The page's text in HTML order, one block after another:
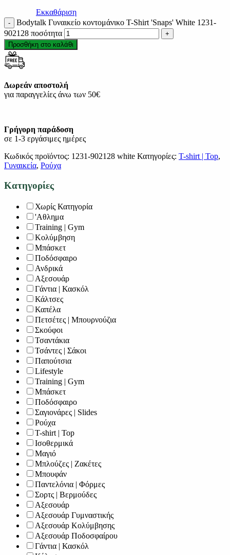
Εκκαθάριση
Bodytalk Γυναικείο κοντομάνικο T-Shirt 'Snaps' White 1231-
902128 ποσότητα
Προσθήκη στο καλάθι
Δωρεάν αποστολή
για παραγγελίες άνω των 50€
Γρήγορη παράδοση
σε 1-3 εργάσιμες ημέρες
Κωδικός προϊόντος: 1231-902128 white Κατηγορίες: T-shirt | Top,
Γυναικεία, Ρούχα
Κατηγορίες
Χωρίς Κατηγορία
'Αθλημα
Training | Gym
Κολύμβηση
Μπάσκετ
Ποδόσφαιρο
Ανδρικά
Αξεσουάρ
Γάντια | Κασκόλ
Κάλτσες
Καπέλα
Πετσέτες | Μπουρνούζια
Σκούφοι
Τσαντάκια
Τσάντες | Σάκοι
Παπούτσια
Lifestyle
Training | Gym
Μπάσκετ
Ποδόσφαιρο
Σαγιονάρες | Slides
Ρούχα
T-shirt | Top
Ισοθερμικά
Μαγιό
Μπλούζες | Ζακέτες
Μπουφάν
Παντελόνια | Φόρμες
Σορτς | Βερμούδες
Αξεσουάρ
Αξεσουάρ Γυμναστικής
Αξεσουάρ Κολύμβησης
Αξεσουάρ Ποδοσφαίρου
Γάντια | Κασκόλ